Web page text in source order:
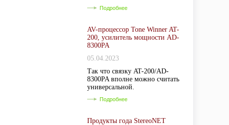
Подробнее
AV-процессор Tone Winner AT-
200, усилитель мощности AD-
8300PA
05.04.2023
Так что связку AT-200/AD-
8300PA вполне можно считать
универсальной.
Подробнее
Продукты года StereoNET